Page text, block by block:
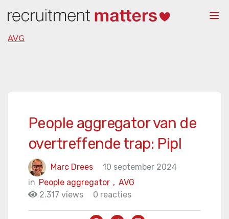
AVG
People aggregator van de
overtreffende trap: Pipl
Marc Drees
10 september 2024
in
AVG
People aggregator ,
2.317 views
0 reacties